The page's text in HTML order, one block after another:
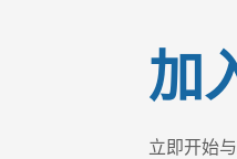
加
立即开始